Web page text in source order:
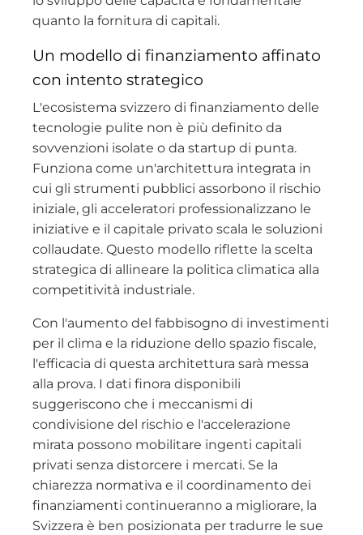
quanto la fornitura di capitali.
Un modello di finanziamento affinato
con intento strategico
L'ecosistema svizzero di finanziamento delle
tecnologie pulite non è più definito da
sovvenzioni isolate o da startup di punta.
Funziona come un'architettura integrata in
cui gli strumenti pubblici assorbono il rischio
iniziale, gli acceleratori professionalizzano le
iniziative e il capitale privato scala le soluzioni
collaudate. Questo modello riflette la scelta
strategica di allineare la politica climatica alla
competitività industriale.
Con l'aumento del fabbisogno di investimenti
per il clima e la riduzione dello spazio fiscale,
l'efficacia di questa architettura sarà messa
alla prova. I dati finora disponibili
suggeriscono che i meccanismi di
condivisione del rischio e l'accelerazione
mirata possono mobilitare ingenti capitali
privati senza distorcere i mercati. Se la
chiarezza normativa e il coordinamento dei
finanziamenti continueranno a migliorare, la
Svizzera è ben posizionata per tradurre le sue